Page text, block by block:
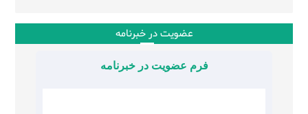
عضویت در خبرنامه
فرم عضویت در خبرنامه